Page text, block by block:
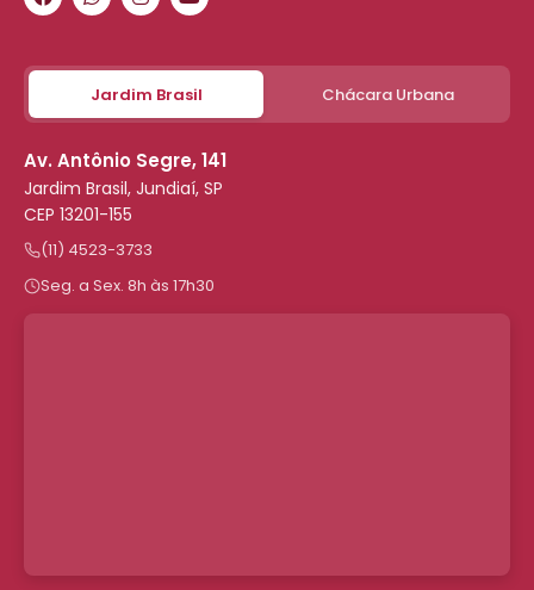
Jardim Brasil Chácara Urbana
Av. Antônio Segre, 141
Jardim Brasil, Jundiaí, SP
CEP 13201-155
(11) 4523-3733
Seg. a Sex. 8h às 17h30